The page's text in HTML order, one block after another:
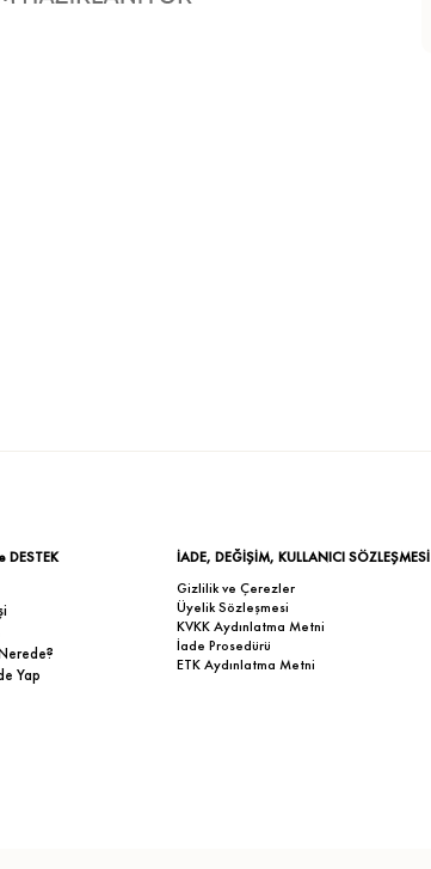
DESTEK
Yap
İADE, DEĞİŞİM, KULLANICI SÖZLEŞMESİ
Gizlilik ve Çerezler
Üyelik Sözleşmesi
KVKK Aydınlatma Metni
İade Prosedürü
ETK Aydınlatma Metni